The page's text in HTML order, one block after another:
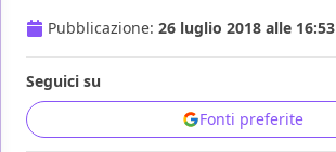
Pubblicazione: 26 luglio 2018 alle 16:53
Seguici su
Fonti preferite